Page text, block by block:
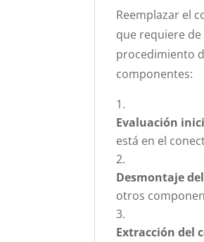
Reemplazar el
que requiere
procedimiento
componentes:
Evaluación
está en el
Desmontaje
otros
Extracción del